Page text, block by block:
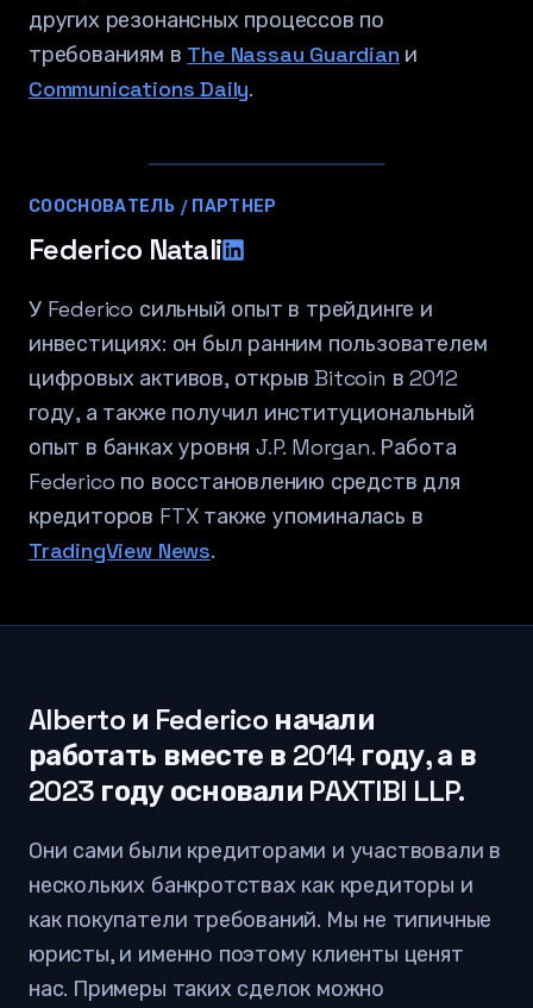
других резонансных процессов по
требованиям в The Nassau Guardian и
Communications Daily.
СООСНОВАТЕЛЬ / ПАРТНЕР
Federico Natali
У Federico сильный опыт в трейдинге и
инвестициях: он был ранним пользователем
цифровых активов, открыв Bitcoin в 2012
году, а также получил институциональный
опыт в банках уровня J.P. Morgan. Работа
Federico по восстановлению средств для
кредиторов FTX также упоминалась в
TradingView News.
Alberto и Federico начали
работать вместе в 2014 году, а в
2023 году основали PAXTIBI LLP.
Они сами были кредиторами и участвовали в
нескольких банкротствах как кредиторы и
как покупатели требований. Мы не типичные
юристы, и именно поэтому клиенты ценят
нас. Примеры таких сделок можно